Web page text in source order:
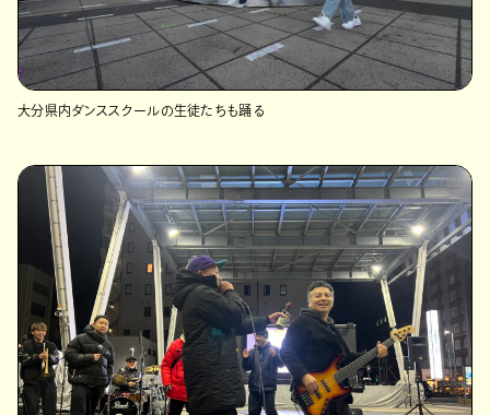
大分県内ダンススクールの生徒たちも踊る